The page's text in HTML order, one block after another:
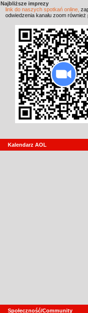
Najbliższe imprezy
link do naszych spotkań online,
odwiedzenia kanału zoom
Kalendarz AOL
Społeczność/Community